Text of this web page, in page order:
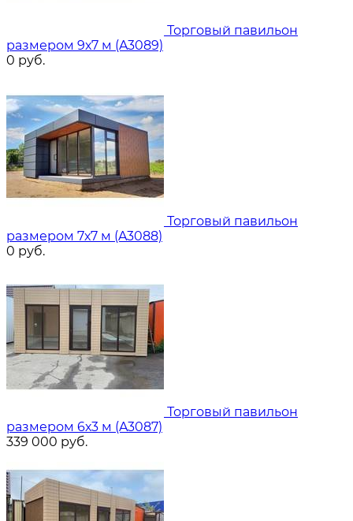
Торговый павильон
размером 9х7 м (A3089)
0 руб.
Торговый павильон
размером 7х7 м (A3088)
0 руб.
Торговый павильон
размером 6х3 м (A3087)
339 000 руб.